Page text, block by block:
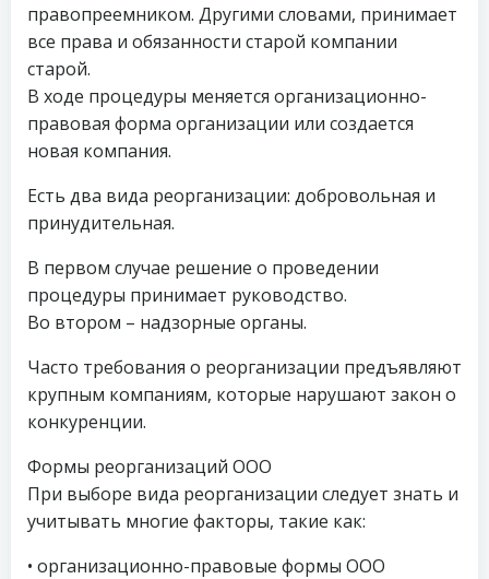
правопреемником. Другими словами, принимает
все права и обязанности старой компании
старой.
В ходе процедуры меняется организационно-
правовая форма организации или создается
новая компания.
Есть два вида реорганизации: добровольная и
принудительная.
В первом случае решение о проведении
процедуры принимает руководство.
Во втором – надзорные органы.
Часто требования о реорганизации предъявляют
крупным компаниям, которые нарушают закон о
конкуренции.
Формы реорганизаций ООО
При выборе вида реорганизации следует знать и
учитывать многие факторы, такие как:
• организационно-правовые формы ООО